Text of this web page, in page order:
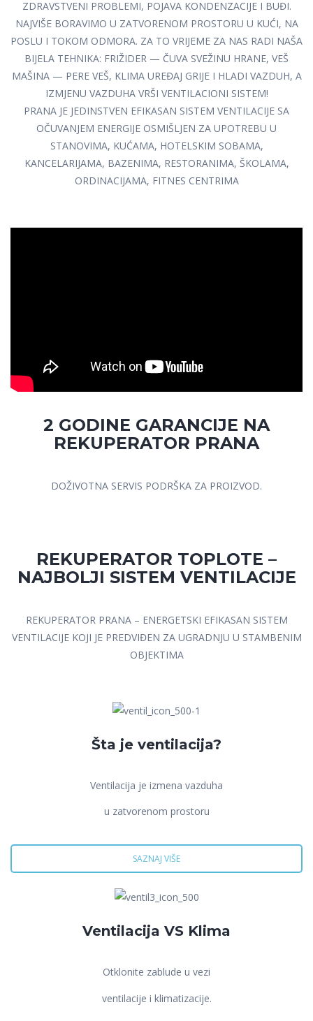
ZDRAVSTVENI PROBLEMI, POJAVA KONDENZACIJE I BUĐI.
NAJVIŠE BORAVIMO U ZATVORENOM PROSTORU U KUĆI, NA
POSLU I TOKOM ODMORA. ZA TO VRIJEME ZA NAS RADI NAŠA
BIJELA TEHNIKA: FRIŽIDER — ČUVA SVEŽINU HRANE, VEŠ
MAŠINA — PERE VEŠ, KLIMA UREĐAJ GRIJE I HLADI VAZDUH, A
IZMJENU VAZDUHA VRŠI VENTILACIONI SISTEM!
PRANA JE JEDINSTVEN EFIKASAN SISTEM VENTILACIJE SA
OČUVANJEM ENERGIJE OSMIŠLJEN ZA UPOTREBU U
STANOVIMA, KUĆAMA, HOTELSKIM SOBAMА,
KANCELARIJAMA, BAZENIMA, RESTORANIMA, ŠKOLAMA,
ORDINACIJAMA, FITNES CENTRIMA
2 GODINE GARANCIJE NA
REKUPERATOR PRANA
DOŽIVOTNA SERVIS PODRŠKA ZA PROIZVOD.
REKUPERATOR TOPLOTE –
NAJBOLJI SISTEM VENTILACIJE
REKUPERATOR PRANA – ENERGETSKI EFIKASAN SISTEM
VENTILACIJE KOJI JE PREDVIĐEN ZA UGRADNJU U STAMBENIM
OBJEKTIMA
Šta je ventilacija?
Ventilacija je izmena vazduha
u zatvorenom prostoru
SAZNAJ VIŠE
Ventilacija VS Klima
Otklonite zablude u vezi
ventilacije i klimatizacije.